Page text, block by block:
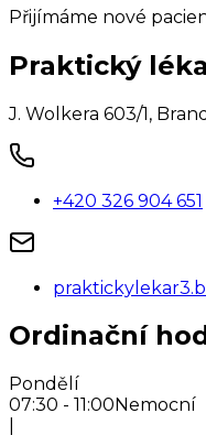
Přijímáme nové
Praktický
J. Wolkera 603/1,
+420 326 904 651
Ordinační
Pondělí
07:30 - 11:00 Nemocní